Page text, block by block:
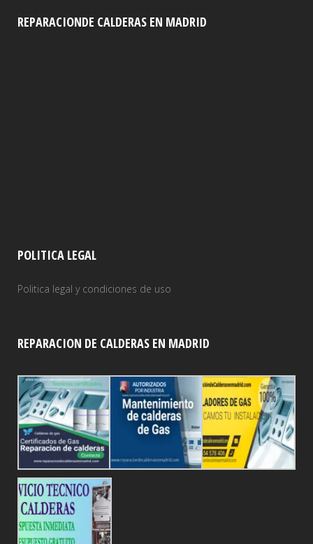
REPARACIONDE CALDERAS EN MADRID
POLITICA LEGAL
Politica legal y condiciones de uso
REPARACION DE CALDERAS EN MADRID